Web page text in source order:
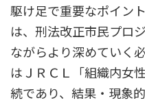
駆け足で重要なポイン
は、刑法改正市民プロ
ながらより深めていく
はＪＲＣＬ「組織内女
続であり、結果・現象